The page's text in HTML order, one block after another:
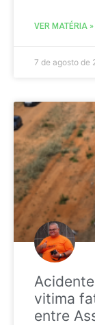
VER MATÉRIA »
7 de agosto de
vitima
entre